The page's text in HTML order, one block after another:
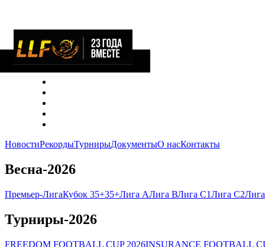
НовостиРекордыТурнирыДокументыО насКонтакты
Весна-2026
Премьер-ЛигаКубок 35+35+Лига АЛига ВЛига C1Лига C2
Турниры-2026
FREEDOM FOOTBALL CUP 2026INSURANCE FOOTBALL